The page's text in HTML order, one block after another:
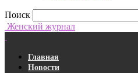
Поиск
Женский журнал
Главная
Новости